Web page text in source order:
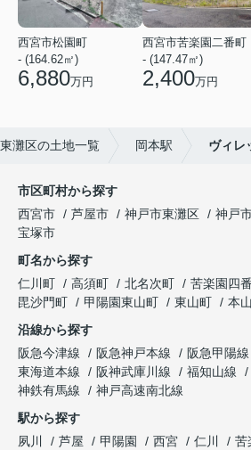
西宮市松園町
- (164.62㎡)
6,880万円
西宮市苦楽園二番町
- (147.47㎡)
2,400万円
灘区の土地一覧 岡本駅 ヴィレ
市区町村から探す
西宮市
芦屋市 神戸市東灘区 神戸
宝塚市
町名から探す
仁川町
高須町 北名次町 苦楽園四
毘沙門町
甲陽園東山町 東山町 本
沿線から探す
阪急今津線
阪急神戸本線 阪急甲陽線
東海道本線
阪神武庫川線 福知山線
神鉄有馬線
神戸高速南北線
駅から探す
夙川
芦屋 甲陽園 西宮 仁川 苦